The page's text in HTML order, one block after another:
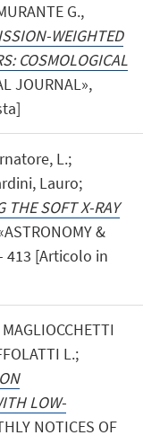
G.,
WEIGHTED
COSMOLOGICAL
JOURNAL»,
L.;
Lauro;
THE SOFT X-RAY
&
413 [Articolo in
L.;
LOW-
NOTICES OF